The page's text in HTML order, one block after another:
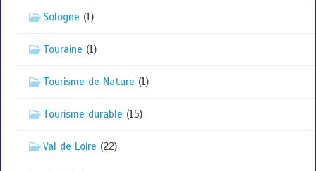
Sologne (1)
Touraine (1)
Tourisme de Nature (1)
Tourisme durable (15)
Val de Loire (22)